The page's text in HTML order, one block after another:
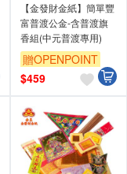
【金發財金紙】簡單豐
富普渡公金-含普渡旗
香組(中元普渡專用)
贈OPENPOINT
$459